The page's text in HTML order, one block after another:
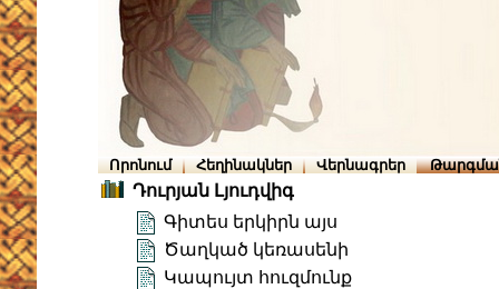
Որոնում Հեղինակներ Վերնագրեր
Դուրյան Լյուդվիգ
Գիտես երկիրն այս
Ծաղկած կեռասենի
Կապույտ հուզմունք